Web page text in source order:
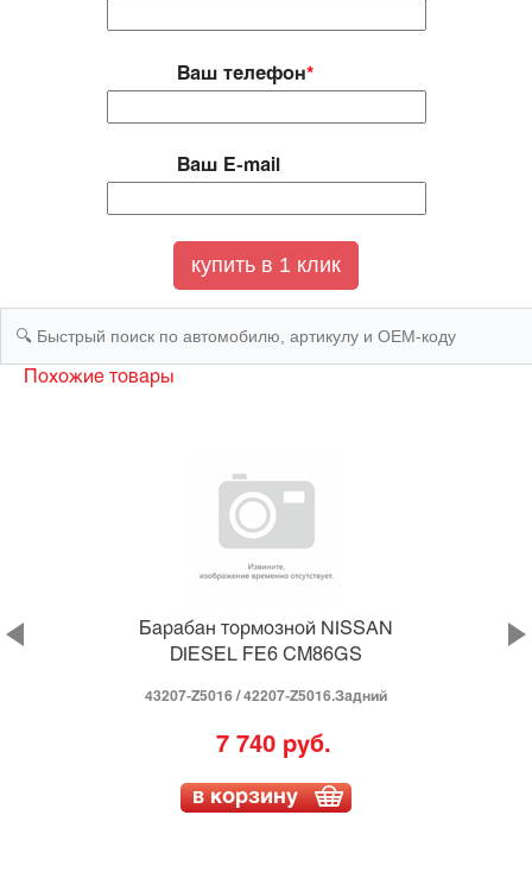
Ваш телефон*
Ваш E-mail
Похожие товары
Барабан тормозной NISSAN
DIESEL FE6 CM86GS
43207-Z5016 / 42207-Z5016.Задний
7 740 руб.
в корзину